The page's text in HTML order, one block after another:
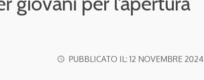
access_time PUBBLICATO IL:12 NOVEMBRE 2024